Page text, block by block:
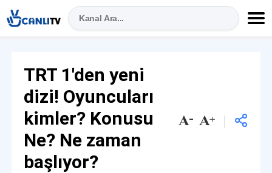
TRT 1'den yeni
dizi! Oyuncuları
kimler? Konusu
Ne? Ne zaman
başlıyor?